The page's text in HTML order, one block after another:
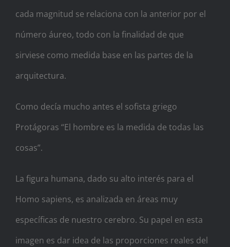
cada magnitud se relaciona con la anterior por el
número áureo, todo con la finalidad de que
sirviese como medida base en las partes de la
arquitectura.
Como decía mucho antes el sofista griego
Protágoras “El hombre es la medida de todas las
cosas”.
La figura humana, dado su alto interés para el
Homo sapiens, es analizada en áreas muy
específicas de nuestro cerebro. Su papel en esta
imagen es dar idea de las proporciones reales del